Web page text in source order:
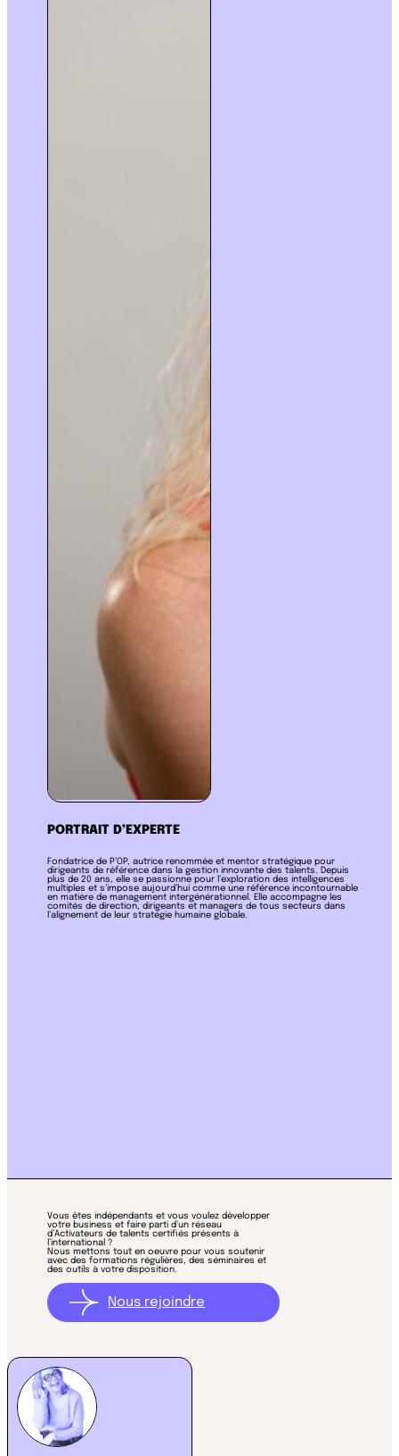
PORTRAIT D’EXPERTE
Fondatrice de P’OP, autrice renommée et mentor stratégique pour
dirigeants de référence dans la gestion innovante des talents. Depuis
plus de 20 ans, elle se passionne pour l’exploration des intelligences
multiples et s’impose aujourd’hui comme une référence incontournable
en matière de management intergénérationnel. Elle accompagne les
comités de direction, dirigeants et managers de tous secteurs dans
l’alignement de leur stratégie humaine globale.
Vous êtes indépendants et vous voulez développer
votre business et faire parti d’un réseau
d’Activateurs de talents certifiés présents à
l’international ?
Nous mettons tout en oeuvre pour vous soutenir
avec des formations régulières, des séminaires et
des outils à votre disposition.
Nous rejoindre